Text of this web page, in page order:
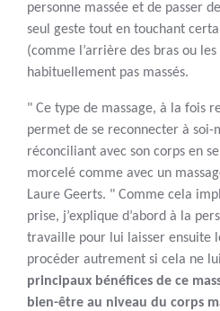
personne massée et de passer
seul geste tout en touchant
(comme l’arrière des bras ou
habituellement pas massés.
" Ce type de massage, à la fois
permet de se reconnecter à soi-
réconciliant avec son corps en
morcelé comme avec un
Laure Geerts. " Comme cela
prise, j’explique d’abord à la
travaille pour lui laisser ensuite
procéder autrement si cela ne
principaux bénéfices de ce
bien-être au niveau du corps